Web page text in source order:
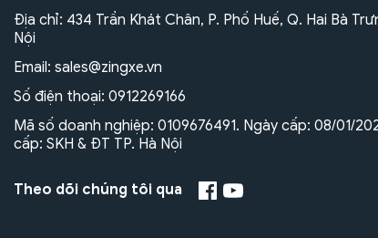
Địa chỉ: 434 Trần Khát Chân, P. Phố Huế, Q. Hai Bà
Nội
Email: sales@zingxe.vn
Số điện thoại: 0912269166
Mã số doanh nghiệp: 0109676491. Ngày cấp: 08/01/
cấp: SKH & ĐT TP. Hà Nội
Theo dõi chúng tôi qua